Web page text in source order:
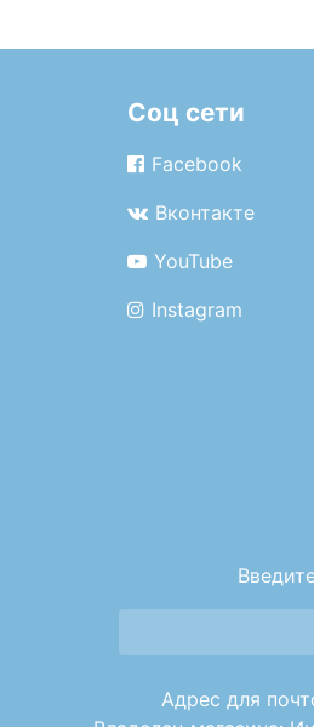
Соц сети
Facebook
Вконтакте
YouTube
Instagram
Адрес для